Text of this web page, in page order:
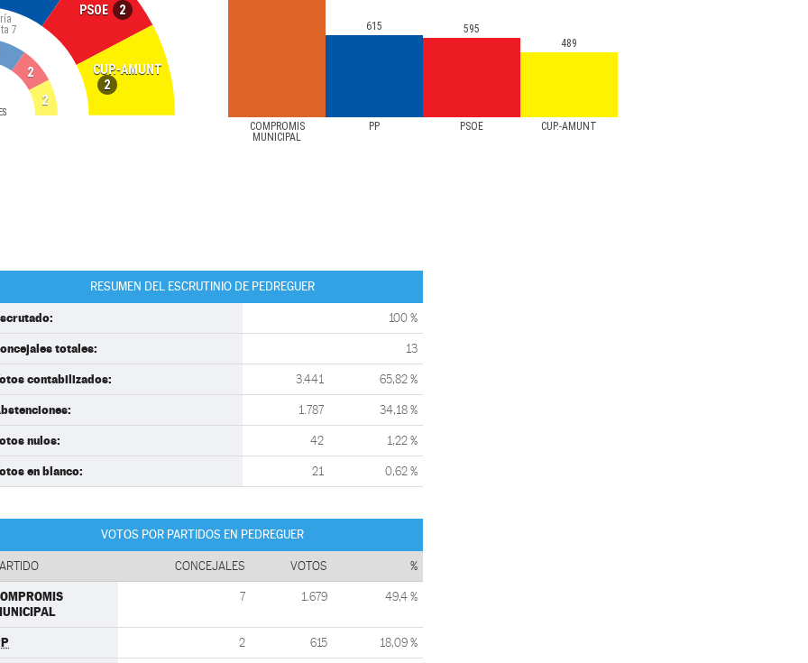
PSOE 2
CUP.-AMUNT
2
7
2
2
COMPROMIS
MUNICIPAL
PP PSOE CUP.-AMUNT
615
595
489
RESUMEN DEL ESCRUTINIO DE PEDREGUER
100 %
totales: 13
contabilizados: 3.441 65,82 %
1.787 34,18 %
nulos: 42 1,22 %
en blanco: 21 0,62 %
VOTOS POR PARTIDOS EN PEDREGUER
CONCEJALES VOTOS %
7 1.679 49,4 %
2 615 18,09 %